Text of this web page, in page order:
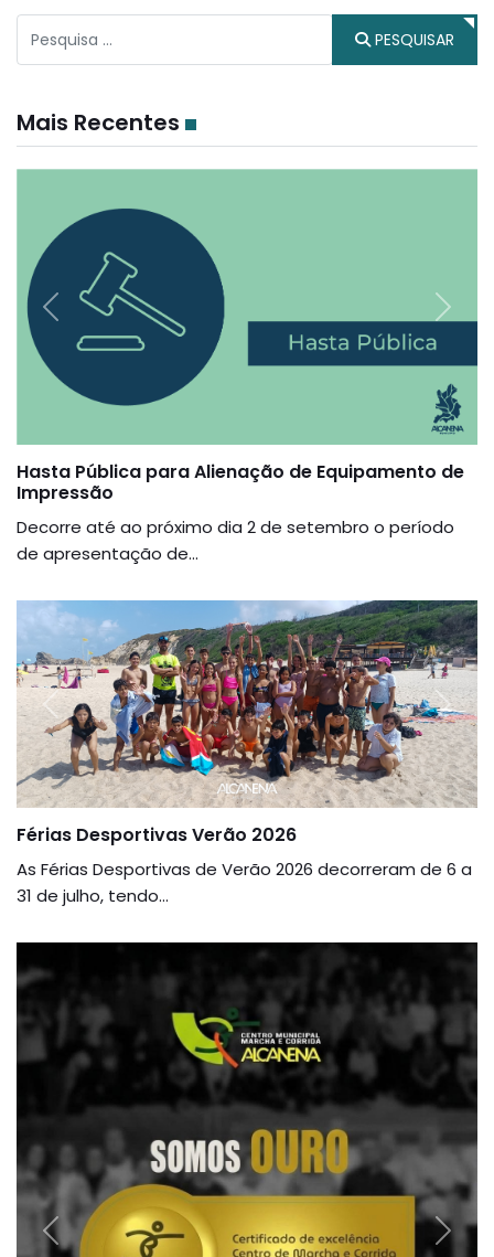
PESQUISAR
Mais Recentes
Previous Next
Hasta Pública para Alienação de Equipamento de
Impressão
Decorre até ao próximo dia 2 de setembro o período
de apresentação de...
Previous Next
Férias Desportivas Verão 2026
As Férias Desportivas de Verão 2026 decorreram de 6 a
31 de julho, tendo...
Previous Next